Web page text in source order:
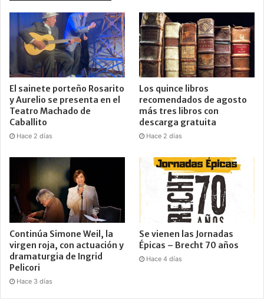
El sainete porteño Rosarito
y Aurelio se presenta en el
Teatro Machado de
Caballito
Hace 2 días
Los quince libros
recomendados de agosto
más tres libros con
descarga gratuita
Hace 2 días
Continúa Simone Weil, la
virgen roja, con actuación y
dramaturgia de Ingrid
Pelicori
Hace 3 días
Se vienen las Jornadas
Épicas – Brecht 70 años
Hace 4 días